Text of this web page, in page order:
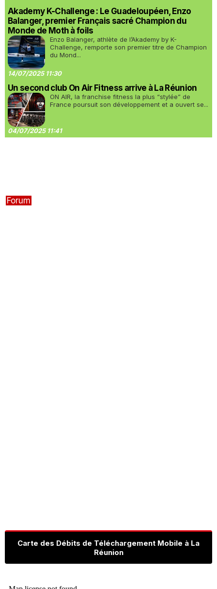
Akademy K-Challenge : Le Guadeloupéen, Enzo
Balanger, premier Français sacré Champion du
Monde de Moth à foils
Enzo Balanger, athlète de l’Akademy by K-
Challenge, remporte son premier titre de Champion
du Mond...
14/07/2025 11:30
Un second club On Air Fitness arrive à La Réunion
ON AIR, la franchise fitness la plus “stylée” de
France poursuit son développement et a ouvert se...
04/07/2025 11:41
Forum
Carte des Débits de Téléchargement Mobile à La
Réunion